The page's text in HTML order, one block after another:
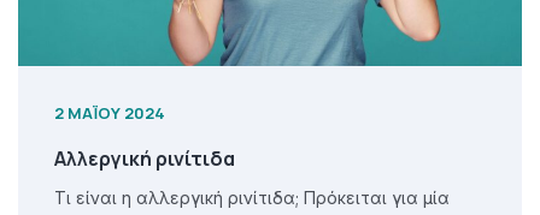
2 ΜΑΪ́ΟΥ 2024
Αλλεργική ρινίτιδα
Τι είναι η αλλεργική ρινίτιδα; Πρόκειται για μία